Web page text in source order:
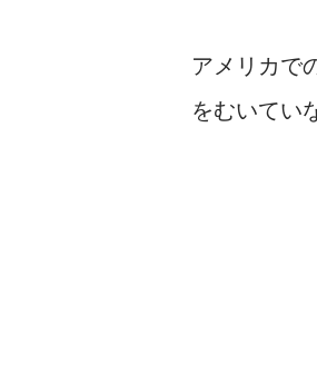
アメリカで
をむいてい